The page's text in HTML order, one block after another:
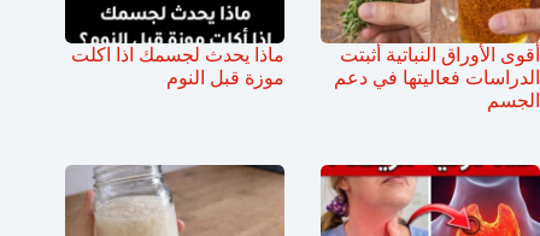
أقوى الأوراق النباتية أثبتت
الدراسات فعاليتها في دعم
الجسم
ماذا يحدث لجسمك اذا اكلت
موزة قبل النوم